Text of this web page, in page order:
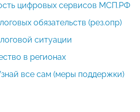
цифровых сервисов МСП.РФ
обязательств (рез.опр)
ситуации
в регионах
все сам (меры поддержки)